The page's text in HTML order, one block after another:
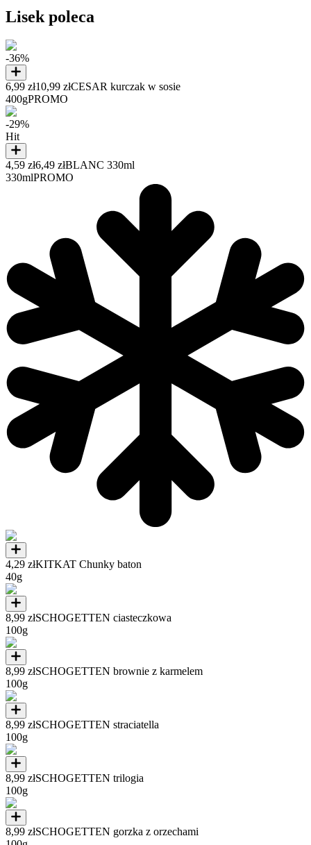
Lisek poleca
-36%
6,99 zł10,99 złCESAR kurczak w sosie
400gPROMO
-29%
Hit
4,59 zł6,49 złBLANC 330ml
330mlPROMO
4,29 złKITKAT Chunky baton
40g
8,99 złSCHOGETTEN ciasteczkowa
100g
8,99 złSCHOGETTEN brownie z karmelem
100g
8,99 złSCHOGETTEN straciatella
100g
8,99 złSCHOGETTEN trilogia
100g
8,99 złSCHOGETTEN gorzka z orzechami